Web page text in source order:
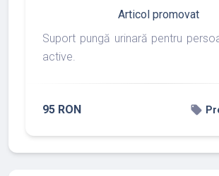
Articol promovat
Suport pungă urinară pentru
active.
95 RON local_offer